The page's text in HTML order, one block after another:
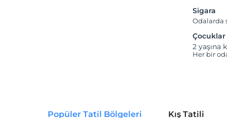
Sigara
Odalarda
Çocuklar
2 yaşına
Her bir
Popüler Tatil Bölgeleri Kış Tatili